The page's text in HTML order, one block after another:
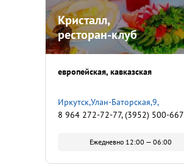
Кристалл,
ресторан-клуб
европейская кавказская
Иркутск,Улан-Баторская,9,
8 964 272-72-77, (3952) 500-667
Ежедневно 12:00 — 06:00